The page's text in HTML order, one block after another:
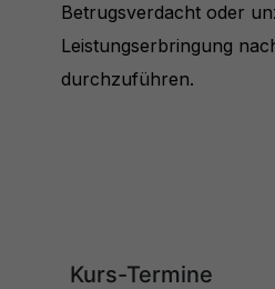
Betrugsverdacht oder
Leistungserbringung
durchzuführen.
Kurs-Termine